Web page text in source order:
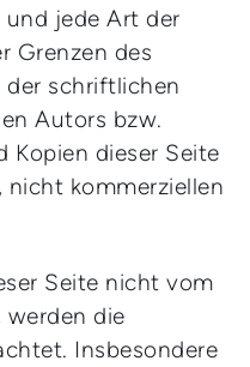
und jede Art der
Grenzen des
der schriftlichen
Autors bzw.
Kopien dieser Seite
kommerziellen
Seite nicht vom
werden die
Insbesondere